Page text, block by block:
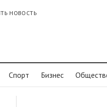
НОВОСТЬ
Спорт Бизнес